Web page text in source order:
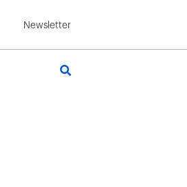
Newsletter